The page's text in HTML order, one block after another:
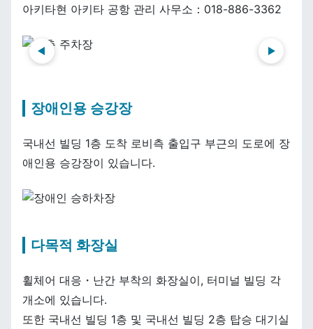
아키타현 아키타 공항 관리 사무소：018-886-3362
前へ 次へ
장애인용 승강장
국내선 빌딩 1층 도착 로비측 출입구 부근의 도로에 장
애인용 승강장이 있습니다.
다목적 화장실
휠체어 대응・난간 부착의 화장실이, 터미널 빌딩 각
개소에 있습니다.
또한 국내선 빌딩 1층 및 국내선 빌딩 2층 탑승 대기실